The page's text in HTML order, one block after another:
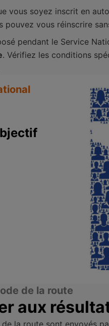
vous soyez inscrit en
pouvez vous réinscrire
pendant le Service
. Vérifiez les conditions
de la route
aux